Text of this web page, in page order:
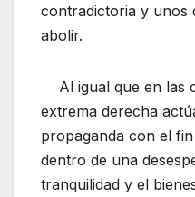
contradictoria y unos
abolir.
Al igual que en las
extrema derecha
propaganda con el
dentro de una
tranquilidad y el